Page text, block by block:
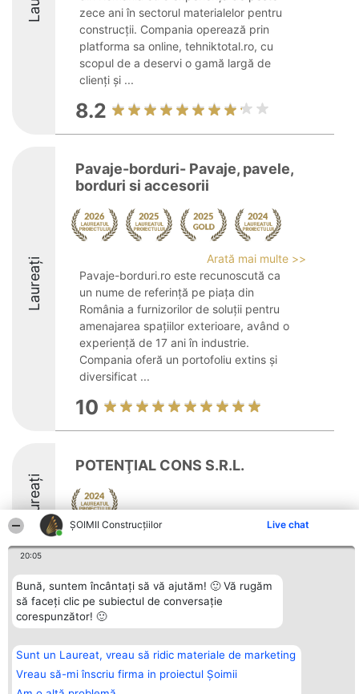
ȘOIMII Construcțiilor Live chat
20:05
Bună, suntem încântați să vă ajutăm! 🙂 Vă rugăm
să faceți clic pe subiectul de conversație
corespunzător! 🙂
Sunt un Laureat, vreau să ridic materiale de marketing
Vreau să-mi înscriu firma in proiectul Șoimii
zece ani în sectorul materialelor pentru
construcții. Compania operează prin
platforma sa online, tehniktotal.ro, cu
scopul de a deservi o gamă largă de
clienți și ...
8.2
Laureați
Pavaje-borduri- Pavaje, pavele,
borduri si accesorii
Arată mai multe >>
Pavaje-borduri.ro este recunoscută ca
un nume de referință pe piața din
România a furnizorilor de soluții pentru
amenajarea spațiilor exterioare, având o
experiență de 17 ani în industrie.
Compania oferă un portofoliu extins și
diversificat ...
10
Laureați
POTENŢIAL CONS S.R.L.
Organizator Ranking
BRIGHT SOLUTIONS BR SRL
Aleea Timisul De Sus 2 Bl. A30
București
CUI 36737675
tel: +40 770 990 492
Plebiscyt
Reguli
Statut
Politica de
confidențialitate